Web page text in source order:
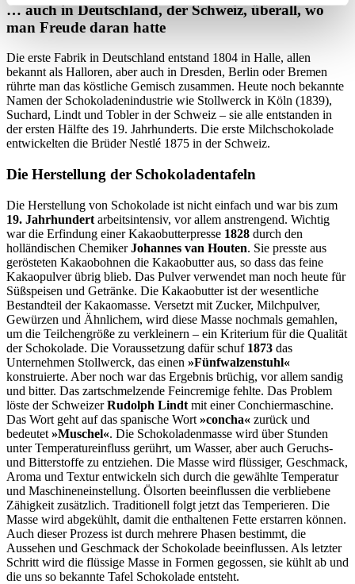
… auch in Deutschland, der Schweiz, überall, wo
man Freude daran hatte
Die erste Fabrik in Deutschland entstand 1804 in Halle, allen
bekannt als Halloren, aber auch in Dresden, Berlin oder Bremen
rührte man das köstliche Gemisch zusammen. Heute noch bekannte
Namen der Schokoladenindustrie wie Stollwerck in Köln (1839),
Suchard, Lindt und Tobler in der Schweiz – sie alle entstanden in
der ersten Hälfte des 19. Jahrhunderts. Die erste Milchschokolade
entwickelten die Brüder Nestlé 1875 in der Schweiz.
Die Herstellung der Schokoladentafeln
Die Herstellung von Schokolade ist nicht einfach und war bis zum
19. Jahrhundert arbeitsintensiv, vor allem anstrengend. Wichtig
war die Erfindung einer Kakaobutterpresse 1828 durch den
holländischen ChemikerJohannes van Houten. Sie presste aus
gerösteten Kakaobohnen die Kakaobutter aus, so dass das feine
Kakaopulver übrig blieb. Das Pulver verwendet man noch heute für
Süßspeisen und Getränke. Die Kakaobutter ist der wesentliche
Bestandteil der Kakaomasse. Versetzt mit Zucker, Milchpulver,
Gewürzen und Ähnlichem, wird diese Masse nochmals gemahlen,
um die Teilchengröße zu verkleinern – ein Kriterium für die Qualität
der Schokolade. Die Voraussetzung dafür schuf 1873 das
Unternehmen Stollwerck, das einen »Fünfwalzenstuhl«
konstruierte. Aber noch war das Ergebnis brüchig, vor allem sandig
und bitter. Das zartschmelzende Feincremige fehlte. Das Problem
löste der SchweizerRudolph Lindt mit einer Conchiermaschine.
Das Wort geht auf das spanische Wort »concha« zurück und
bedeutet »Muschel«. Die Schokoladenmasse wird über Stunden
unter Temperatureinfluss gerührt, um Wasser, aber auch Geruchs-
und Bitterstoffe zu entziehen. Die Masse wird flüssiger, Geschmack,
Aroma und Textur entwickeln sich durch die gewählte Temperatur
und Maschineneinstellung. Ölsorten beeinflussen die verbliebene
Zähigkeit zusätzlich. Traditionell folgt jetzt das Temperieren. Die
Masse wird abgekühlt, damit die enthaltenen Fette erstarren können.
Auch dieser Prozess ist durch mehrere Phasen bestimmt, die
Aussehen und Geschmack der Schokolade beeinflussen. Als letzter
Schritt wird die flüssige Masse in Formen gegossen, sie kühlt ab und
die uns so bekannte Tafel Schokolade entsteht.